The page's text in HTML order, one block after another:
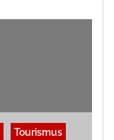
Tourismus